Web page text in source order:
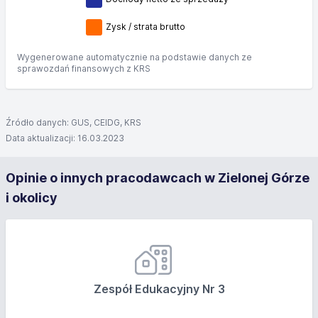
Zysk / strata brutto
Wygenerowane automatycznie na podstawie danych ze
sprawozdań finansowych z KRS
Źródło danych: GUS, CEIDG, KRS
Data aktualizacji: 16.03.2023
Opinie o innych pracodawcach w Zielonej Górze
i okolicy
Zespół Edukacyjny Nr 3